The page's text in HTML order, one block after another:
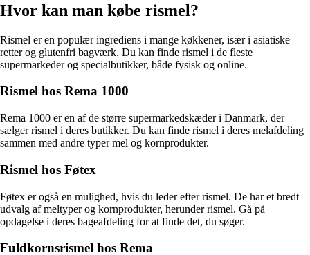
Hvor kan man købe rismel?
Rismel er en populær ingrediens i mange køkkener, især i asiatiske
retter og glutenfri bagværk. Du kan finde rismel i de fleste
supermarkeder og specialbutikker, både fysisk og online.
Rismel hos Rema 1000
Rema 1000 er en af de større supermarkedskæder i Danmark, der
sælger rismel i deres butikker. Du kan finde rismel i deres melafdeling
sammen med andre typer mel og kornprodukter.
Rismel hos Føtex
Føtex er også en mulighed, hvis du leder efter rismel. De har et bredt
udvalg af meltyper og kornprodukter, herunder rismel. Gå på
opdagelse i deres bageafdeling for at finde det, du søger.
Fuldkornsrismel hos Rema